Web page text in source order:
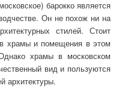
барокко является
Он не похож ни на
стилей. Стоит
храмы и помещения в этом
храмы в московском
вид и пользуются
архитектуры.